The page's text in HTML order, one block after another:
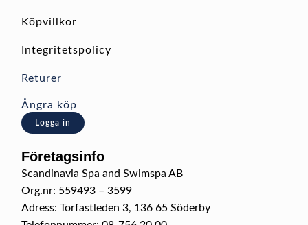
Köpvillkor
Integritetspolicy
Returer
Ångra köp
Logga in
Företagsinfo
Scandinavia Spa and Swimspa AB
Org.nr: 559493 – 3599
Adress: Torfastleden 3, 136 65 Söderby